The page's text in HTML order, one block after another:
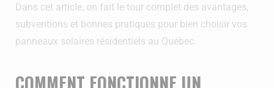
Dans cet article, on fait le tour complet des avantages,
subventions et bonnes pratiques pour bien choisir vos
panneaux solaires résidentiels au Québec.
COMMENT FONCTIONNE UN